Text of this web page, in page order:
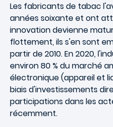
Les fabricants de tabac
années soixante et ont
innovation devienne
flottement, ils s'en sont
partir de 2010. En 2020,
environ 80 % du marché
électronique (appareil et
biais d'investissements
participations dans les
récemment.